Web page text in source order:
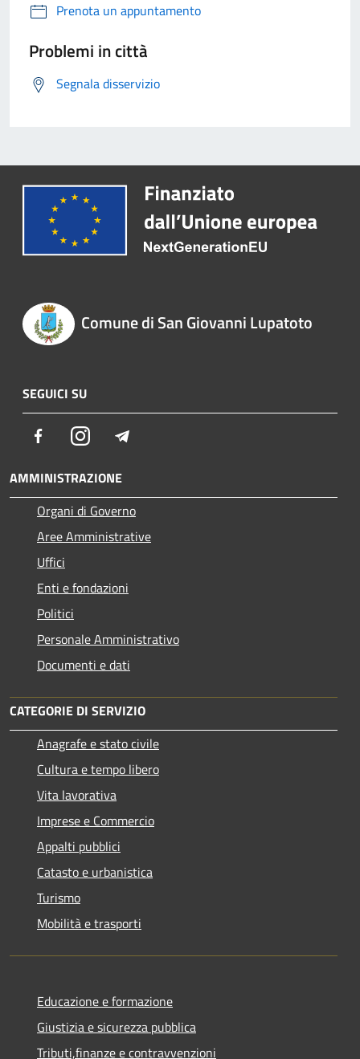
Prenota un appuntamento
Problemi in città
Segnala disservizio
Comune di San Giovanni Lupatoto
SEGUICI SU
FacebookInstagram
AMMINISTRAZIONE
Organi di Governo
Aree Amministrative
Uffici
Enti e fondazioni
Politici
Personale Amministrativo
Documenti e dati
CATEGORIE DI SERVIZIO
Anagrafe e stato civile
Cultura e tempo libero
Vita lavorativa
Imprese e Commercio
Appalti pubblici
Catasto e urbanistica
Turismo
Mobilità e trasporti
Educazione e formazione
Giustizia e sicurezza pubblica
Tributi,finanze e contravvenzioni